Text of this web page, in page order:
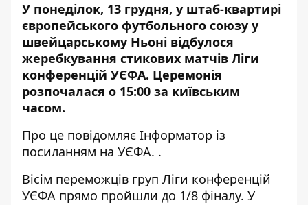
У понеділок, 13 грудня, у штаб-квартирі
європейського футбольного союзу у
швейцарському Ньоні відбулося
жеребкування стикових матчів Ліги
конференцій УЄФА. Церемонія
розпочалася о 15:00 за київським
часом.
Про це повідомляє Інформатор із
посиланням на УЄФА. .
Вісім переможців груп Ліги конференцій
УЄФА прямо пройшли до 1/8 фіналу. У